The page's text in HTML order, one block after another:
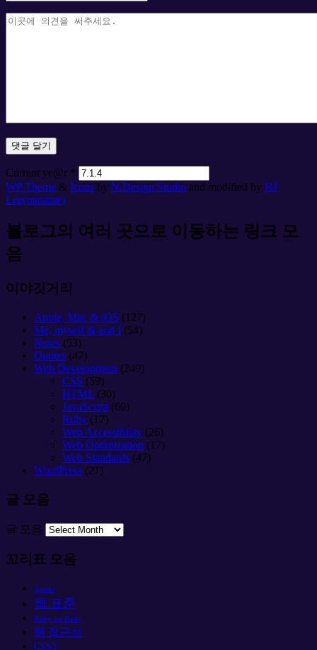
Current ye@r *
WP Theme & Icons by N.Design Studio and modified by HJ
Lee(miname)
블로그의 여러 곳으로 이동하는 링크 모
음
이야깃거리
Apple, Mac & iOS (127)
Me, myself & and I (54)
Notes (53)
Quotes (47)
Web Development (249)
CSS (59)
HTML (30)
JavaScript (60)
Ruby (17)
Web Accessibility (26)
Web Optimization (17)
Web Standards (47)
WordPress (21)
글 모음
글 모음
꼬리표 모음
Apache
웹 표준
Ruby on Rails
웹 접근성
CSS3